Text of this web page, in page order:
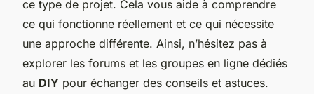
ce type de projet. Cela vous aide à comprendre
ce qui fonctionne réellement et ce qui nécessite
une approche différente. Ainsi, n’hésitez pas à
explorer les forums et les groupes en ligne dédiés
au DIY pour échanger des conseils et astuces.